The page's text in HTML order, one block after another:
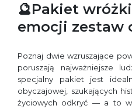
🔮Pakiet
emocji zestaw
Poznaj dwie wzruszające
poruszają najważniejsze
specjalny pakiet jest
obyczajowej, szukających
życiowych odkryć — a to